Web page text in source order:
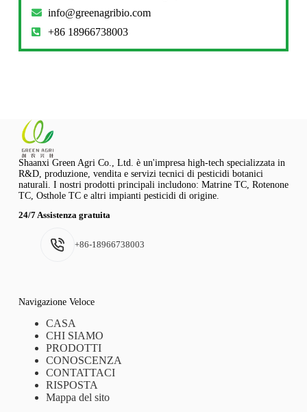
info@greenagribio.com
+86 18966738003
Shaanxi Green Agri Co., Ltd. è un'impresa high-tech specializzata in
R&D, produzione, vendita e servizi tecnici di pesticidi botanici
naturali. I nostri prodotti principali includono: Matrine TC, Rotenone
TC, Osthole TC e altri impianti pesticidi di origine.
24/7 Assistenza gratuita
+86-18966738003
Navigazione Veloce
CASA
CHI SIAMO
PRODOTTI
CONOSCENZA
CONTATTACI
RISPOSTA
Mappa del sito